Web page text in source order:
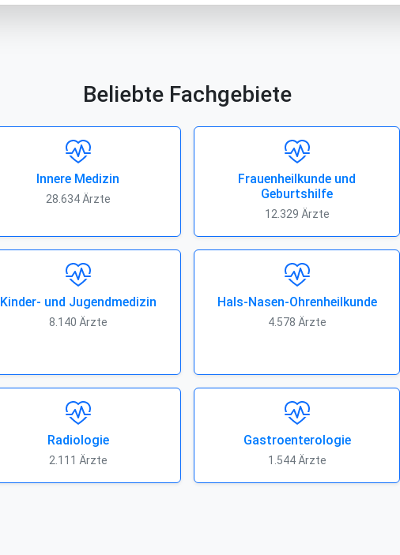
Beliebte Fachgebiete
Innere Medizin
28.634 Ärzte
Frauenheilkunde und
Geburtshilfe
12.329 Ärzte
Kinder- und Jugendmedizin
8.140 Ärzte
Hals-Nasen-Ohrenheilkunde
4.578 Ärzte
Radiologie
2.111 Ärzte
Gastroenterologie
1.544 Ärzte